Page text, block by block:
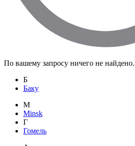
По вашему запросу ничего не найдено.
Б
Баку
M
Minsk
Г
Гомель